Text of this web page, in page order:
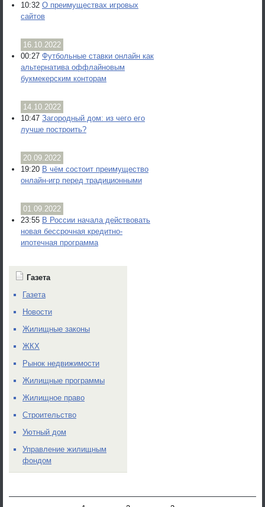
10:32 О преимуществах игровых
сайтов
16.10.2022
00:27 Футбольные ставки онлайн как
альтернатива оффлайновым
букмекерским конторам
14.10.2022
10:47 Загородный дом: из чего его
лучше построить?
20.09.2022
19:20 В чём состоит преимущество
онлайн-игр перед традиционными
01.09.2022
23:55 В России начала действовать
новая бессрочная кредитно-
ипотечная программа
Газета
Газета
Новости
Жилищные законы
ЖКХ
Рынок недвижимости
Жилищные программы
Жилищное право
Строительство
Уютный дом
Управление жилищным
фондом